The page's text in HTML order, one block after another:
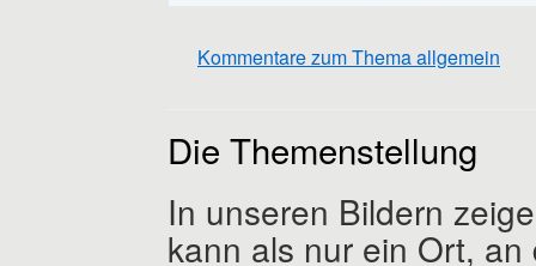
Kommentare zum Thema allgemein
Die Themenstellung
In unseren Bildern
kann als nur ein Ort,